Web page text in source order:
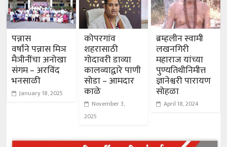
पन्नास
वर्षांने पन्नास मिञ
मैञीनींचा अनोखा
संगम – अरविंद
भनसाळी
January 18, 2025
कोपरगांव
शहरासाठी
गोदावरी डाव्या
कालव्याद्वारे पाणी
सोडा – आमदार
काळे
November 3,
2025
ब्रम्हलीन स्वामी
लखनगिरी
महाराज यांच्या
पुण्यतिथीनिमीत्त
ज्ञानेश्वरी पारायण
सोहळा
April 18, 2024